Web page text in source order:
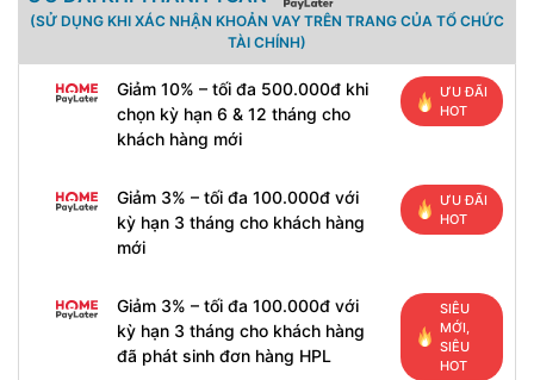
(SỬ DỤNG KHI XÁC NHẬN KHOẢN VAY TRÊN TRANG CỦA TỔ CHỨC
TÀI CHÍNH)
Giảm 10% – tối đa 500.000đ khi
chọn kỳ hạn 6 & 12 tháng cho
khách hàng mới
ƯU ĐÃI
HOT
Giảm 3% – tối đa 100.000đ với
kỳ hạn 3 tháng cho khách hàng
mới
ƯU ĐÃI
HOT
Giảm 3% – tối đa 100.000đ với
kỳ hạn 3 tháng cho khách hàng
đã phát sinh đơn hàng HPL
SIÊU
MỚI,
SIÊU
HOT